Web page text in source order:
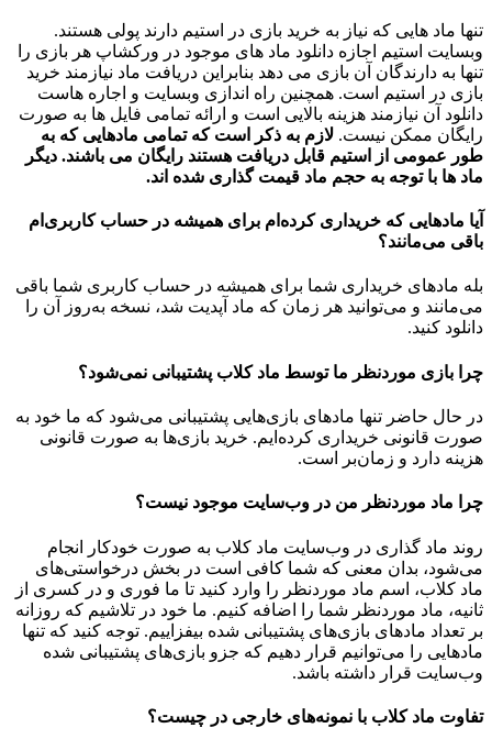
تنها ماد هایی که نیاز به خرید بازی در استیم دارند پولی هستند.
وبسایت استیم اجازه دانلود ماد های موجود در ورکشاپ هر بازی را
تنها به دارندگان آن بازی می دهد بنابراین دریافت ماد نیازمند خرید
بازی در استیم است. همچنین راه اندازی وبسایت و اجاره هاست
دانلود آن نیازمند هزینه بالایی است و ارائه تمامی فایل ها به صورت
رایگان ممکن نیست. لازم به ذکر است که تمامی مادهایی که به
طور عمومی از استیم قابل دریافت هستند رایگان می باشند. دیگر
ماد ها با توجه به حجم ماد قیمت گذاری شده اند.
آیا مادهایی که خریداری کرده‌ام برای همیشه در حساب‌ کاربری‌ام
باقی می‌مانند؟
بله مادهای خریداری شما برای همیشه در حساب کاربری شما باقی
می‌مانند و می‌توانید هر زمان که ماد آپدیت شد، نسخه به‌روز آن را
دانلود کنید.
چرا بازی موردنظر ما توسط ماد کلاب پشتیبانی نمی‌شود؟
در حال حاضر تنها مادهای بازی‌هایی پشتیبانی می‌شود که ما خود به
صورت قانونی خریداری کرده‌ایم. خرید بازی‌ها به صورت قانونی
هزینه دارد و زمان‌بر است.
چرا ماد موردنظر من در وب‌سایت موجود نیست؟
روند ماد گذاری در وب‌سایت ماد کلاب به صورت خودکار انجام
می‌شود، بدان معنی که شما کافی است در بخش درخواستی‌های
ماد کلاب، اسم ماد موردنظر را وارد کنید تا ما فوری و در کسری از
ثانیه، ماد موردنظر شما را اضافه کنیم. ما خود در تلاشیم که روزانه
بر تعداد مادهای بازی‌های پشتیبانی شده بیفزاییم. توجه کنید که تنها
مادهایی را می‌توانیم قرار دهیم که جزو بازی‌های پشتیبانی شده
وب‌سایت قرار داشته باشد.
تفاوت ماد کلاب با نمونه‌های خارجی در چیست؟